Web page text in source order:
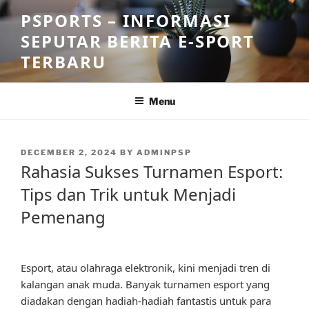
Skip
to
content
PSPORTS – INFORMASI
SEPUTAR BERITA E-SPORT
TERBARU
Menu
POSTED
DECEMBER 2, 2024 BY ADMINPSP
Rahasia Sukses Turnamen Esport:
Tips dan Trik untuk Menjadi
Pemenang
Esport, atau olahraga elektronik, kini menjadi tren di
kalangan anak muda. Banyak turnamen esport yang
diadakan dengan hadiah-hadiah fantastis untuk para